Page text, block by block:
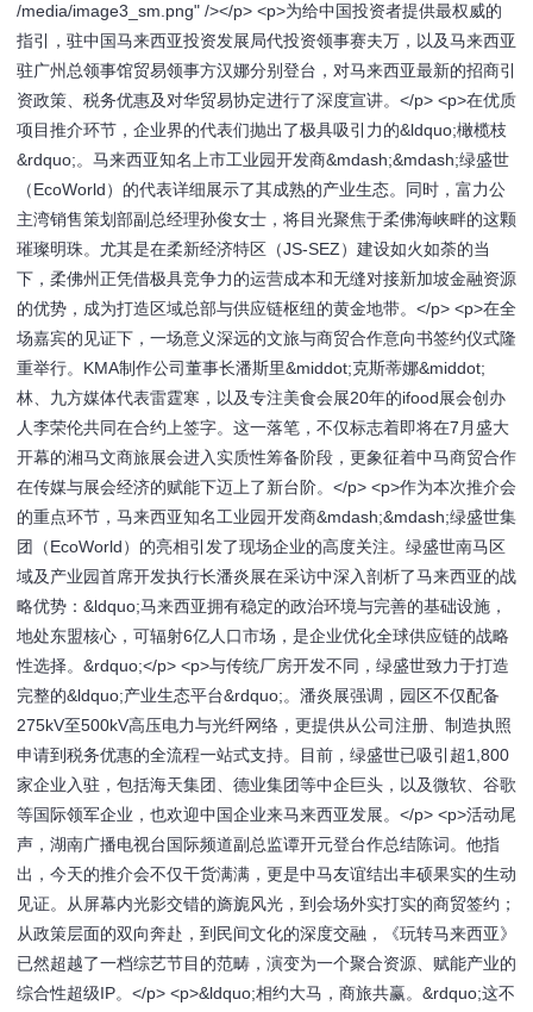
/media/image3_sm.png" /></p> <p>为给中国投资者提供最权威的
指引，驻中国马来西亚投资发展局代投资领事赛夫万，以及马来西亚
驻广州总领事馆贸易领事方汉娜分别登台，对马来西亚最新的招商引
资政策、税务优惠及对华贸易协定进行了深度宣讲。</p> <p>在优质
项目推介环节，企业界的代表们抛出了极具吸引力的&ldquo;橄榄枝
&rdquo;。马来西亚知名上市工业园开发商&mdash;&mdash;绿盛世
（EcoWorld）的代表详细展示了其成熟的产业生态。同时，富力公
主湾销售策划部副总经理孙俊女士，将目光聚焦于柔佛海峡畔的这颗
璀璨明珠。尤其是在柔新经济特区（JS-SEZ）建设如火如荼的当
下，柔佛州正凭借极具竞争力的运营成本和无缝对接新加坡金融资源
的优势，成为打造区域总部与供应链枢纽的黄金地带。</p> <p>在全
场嘉宾的见证下，一场意义深远的文旅与商贸合作意向书签约仪式隆
重举行。KMA制作公司董事长潘斯里&middot;克斯蒂娜&middot;
林、九方媒体代表雷霆寒，以及专注美食会展20年的ifood展会创办
人李荣伦共同在合约上签字。这一落笔，不仅标志着即将在7月盛大
开幕的湘马文商旅展会进入实质性筹备阶段，更象征着中马商贸合作
在传媒与展会经济的赋能下迈上了新台阶。</p> <p>作为本次推介会
的重点环节，马来西亚知名工业园开发商&mdash;&mdash;绿盛世集
团（EcoWorld）的亮相引发了现场企业的高度关注。绿盛世南马区
域及产业园首席开发执行长潘炎展在采访中深入剖析了马来西亚的战
略优势：&ldquo;马来西亚拥有稳定的政治环境与完善的基础设施，
地处东盟核心，可辐射6亿人口市场，是企业优化全球供应链的战略
性选择。&rdquo;</p> <p>与传统厂房开发不同，绿盛世致力于打造
完整的&ldquo;产业生态平台&rdquo;。潘炎展强调，园区不仅配备
275kV至500kV高压电力与光纤网络，更提供从公司注册、制造执照
申请到税务优惠的全流程一站式支持。目前，绿盛世已吸引超1,800
家企业入驻，包括海天集团、德业集团等中企巨头，以及微软、谷歌
等国际领军企业，也欢迎中国企业来马来西亚发展。</p> <p>活动尾
声，湖南广播电视台国际频道副总监谭开元登台作总结陈词。他指
出，今天的推介会不仅干货满满，更是中马友谊结出丰硕果实的生动
见证。从屏幕内光影交错的旖旎风光，到会场外实打实的商贸签约；
从政策层面的双向奔赴，到民间文化的深度交融，《玩转马来西亚》
已然超越了一档综艺节目的范畴，演变为一个聚合资源、赋能产业的
综合性超级IP。</p> <p>&ldquo;相约大马，商旅共赢。&rdquo;这不